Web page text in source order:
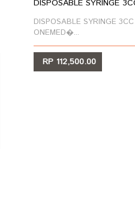
DISPOSABLE SYRINGE
DISPOSABLE SYRINGE 3CC
ONEMED�...
RP 112,500.00